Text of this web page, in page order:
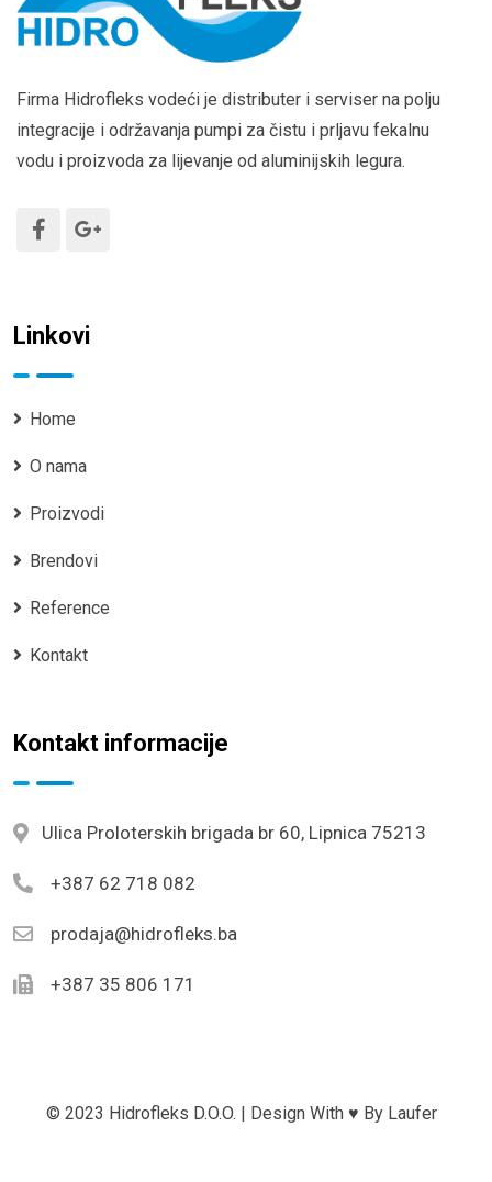
Firma Hidrofleks vodeći je distributer i serviser na polju
integracije i održavanja pumpi za čistu i prljavu fekalnu
vodu i proizvoda za lijevanje od aluminijskih legura.
Linkovi
Home
O nama
Proizvodi
Brendovi
Reference
Kontakt
Kontakt informacije
Ulica Proloterskih brigada br 60, Lipnica 75213
+387 62 718 082
prodaja@hidrofleks.ba
+387 35 806 171
© 2023 Hidrofleks D.o.o. | Design With ♥ By Laufer